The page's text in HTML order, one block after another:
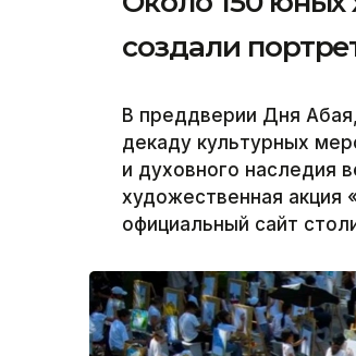
создали
В преддверии Дня
декаду культурных
и духовного наследия
художественная акция
официальный сайт